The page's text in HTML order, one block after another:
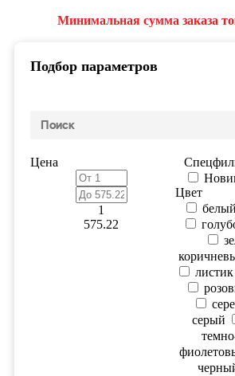
Минимальная сумма заказа
Подбор параметров
Цена
1
575.22
Цвет
белый
листик
серый